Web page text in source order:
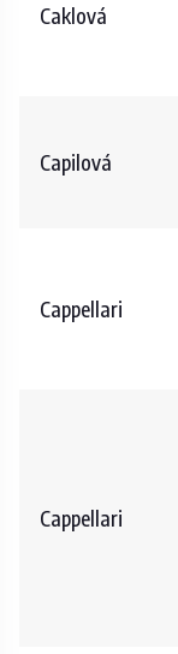
Caklová
Capilová
Cappellari
Cappellari